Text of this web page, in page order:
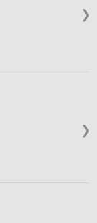
❯
❯